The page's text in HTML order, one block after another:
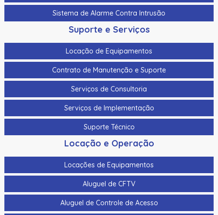
Sistema de Alarme Contra Intrusão
Suporte e Serviços
Locação de Equipamentos
Contrato de Manutenção e Suporte
Serviços de Consultoria
Serviços de Implementação
Suporte Técnico
Locação e Operação
Locações de Equipamentos
Aluguel de CFTV
Aluguel de Controle de Acesso